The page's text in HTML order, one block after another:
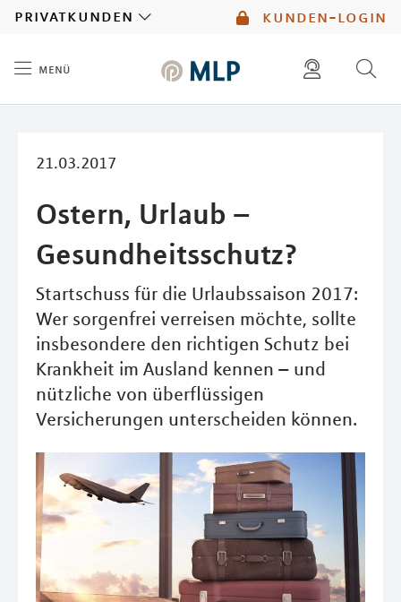
kunden-login
privatkunden
menü
21.03.2017
Ostern, Urlaub –
Gesundheitsschutz?
Startschuss für die Urlaubssaison 2017:
Wer sorgenfrei verreisen möchte, sollte
insbesondere den richtigen Schutz bei
Krankheit im Ausland kennen – und
nützliche von überflüssigen
Versicherungen unterscheiden können.